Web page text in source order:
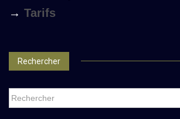
→ Tarifs
Rechercher
SEARCH
FOR: